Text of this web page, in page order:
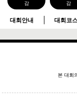
감
감
대회안내 대회코
본 대회